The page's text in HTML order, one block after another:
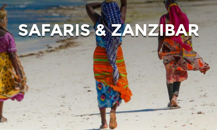
SAFARIS & ZANZIBAR